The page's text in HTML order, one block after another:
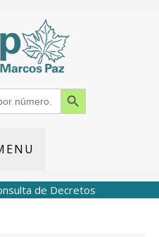
Search Button
de Decretos